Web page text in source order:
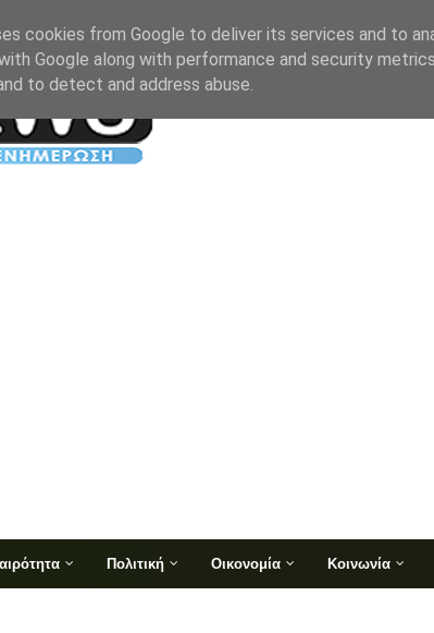
Πολιτική Οικονομία Κοινωνία
cookies from Google to deliver its services and to
Google along with performance and security
to detect and address abuse.